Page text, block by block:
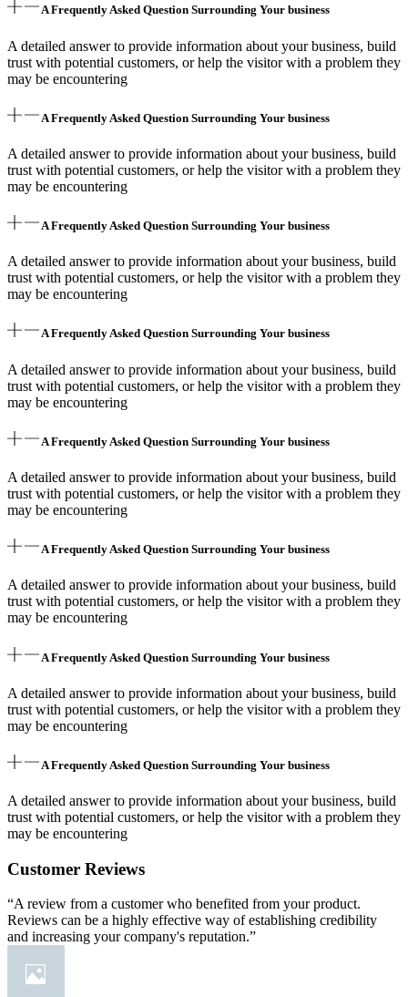
A Frequently Asked Question Surrounding Your business
A detailed answer to provide information about your business, build
trust with potential customers, or help the visitor with a problem they
may be encountering
A Frequently Asked Question Surrounding Your business
A detailed answer to provide information about your business, build
trust with potential customers, or help the visitor with a problem they
may be encountering
A Frequently Asked Question Surrounding Your business
A detailed answer to provide information about your business, build
trust with potential customers, or help the visitor with a problem they
may be encountering
A Frequently Asked Question Surrounding Your business
A detailed answer to provide information about your business, build
trust with potential customers, or help the visitor with a problem they
may be encountering
A Frequently Asked Question Surrounding Your business
A detailed answer to provide information about your business, build
trust with potential customers, or help the visitor with a problem they
may be encountering
A Frequently Asked Question Surrounding Your business
A detailed answer to provide information about your business, build
trust with potential customers, or help the visitor with a problem they
may be encountering
A Frequently Asked Question Surrounding Your business
A detailed answer to provide information about your business, build
trust with potential customers, or help the visitor with a problem they
may be encountering
A Frequently Asked Question Surrounding Your business
A detailed answer to provide information about your business, build
trust with potential customers, or help the visitor with a problem they
may be encountering
Customer Reviews
“A review from a customer who benefited from your product.
Reviews can be a highly effective way of establishing credibility
and increasing your company's reputation.”